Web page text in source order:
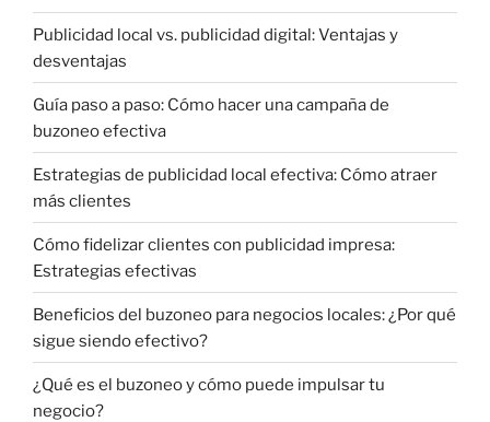
Publicidad local vs. publicidad digital: Ventajas y
desventajas
Guía paso a paso: Cómo hacer una campaña de
buzoneo efectiva
Estrategias de publicidad local efectiva: Cómo atraer
más clientes
Cómo fidelizar clientes con publicidad impresa:
Estrategias efectivas
Beneficios del buzoneo para negocios locales: ¿Por qué
sigue siendo efectivo?
¿Qué es el buzoneo y cómo puede impulsar tu
negocio?